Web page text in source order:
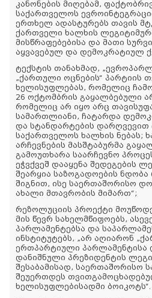
კანონების მიღებამ,
საქართველოს
ერთხელ ადასტურებს თავის
ქართველი ხალხის
მისწრაფებებისა და მათი
აყვავებულ და დემოკრატიულ
ტექსტის თანახმად,
„ქართული ოცნების“ პარტიის
ხელისუფლებას, რომელიც
26 ოქტომბრის გაყალბებული
რომელიც არ იყო არც
სამართლიანი, ჩატარდა
და სტანდარტების დარღვევით
საქართველოს ხალხის ნებას;
არჩევნების მასშტაბურმა
გამოუთხარა საარჩევნო
ეჭვქვეშ დააყენა შედეგების
შეარყია საზოგადოების ნდობა
შიგნით, ისე საერთაშორისო
ახალი მთავრობის მიმართ“;
რეზოლუციის პროექტი
მის წევრ სახელმწიფოებს,
პარლამენტებსა და
ინსტიტუტებს, „არ აღიარონ
ერთპარტიული პარლამენტისა
დანიშნული პრეზიდენტის
შესაბამისად, საერთაშორისო
შეუერთდეს
ხელისუფლებისადმი ბოიკოტს“.